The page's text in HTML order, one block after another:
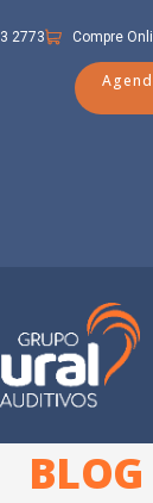
2773 Compre
BLOG